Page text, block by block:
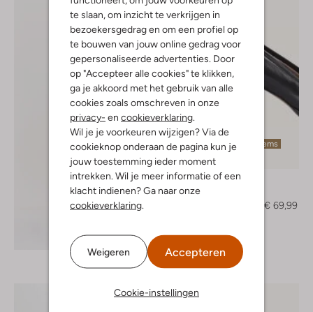
te slaan, om inzicht te verkrijgen in
bezoekersgedrag en om een profiel op
te bouwen van jouw online gedrag voor
gepersonaliseerde advertenties. Door
op "Accepteer alle cookies" te klikken,
ga je akkoord met het gebruik van alle
cookies zoals omschreven in onze
privacy- en cookieverklaring.
Wil je je voorkeuren wijzigen? Via de
cookieknop onderaan de pagina kun je
jouw toestemming ieder moment
intrekken. Wil je meer informatie of een
klacht indienen? Ga naar onze
cookieverklaring.
Weigeren Accepteren
Cookie-instellingen
Ontdek de look
Laatste items
Notre-V
€ 69,99